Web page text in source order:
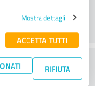
Mostra dettagli
ACCETTA TUTTI
RIFIUTA
rapporto